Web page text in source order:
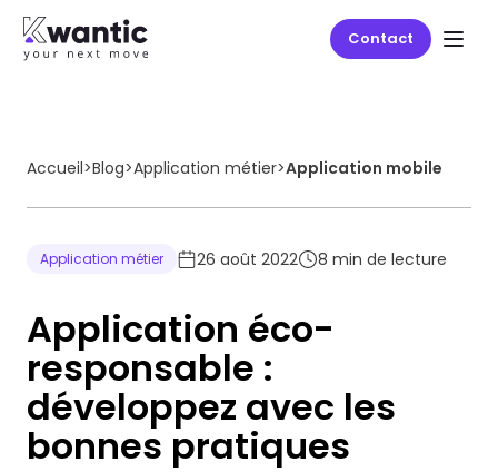
Contact
Accueil>Blog>Application métier>Application mobile
Application métier 26 août 2022 8 min de lecture
Application éco-
responsable :
développez avec les
bonnes pratiques